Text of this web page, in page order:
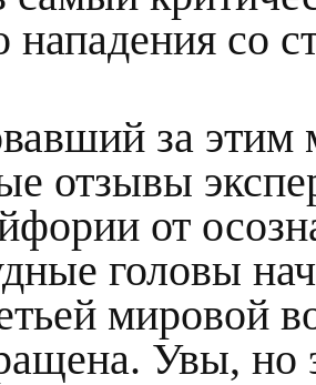
нападения со
за этим
отзывы
от
головы
мировой
Увы, но